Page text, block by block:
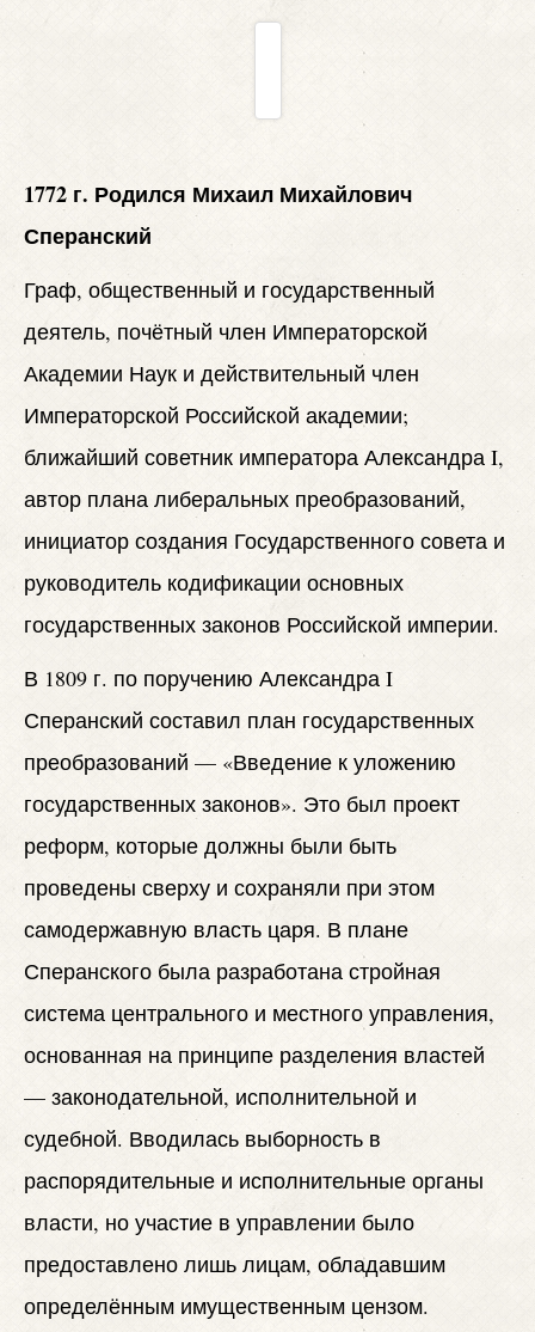
1772 г. Родился Михаил Михайлович
Сперанский
Граф, общественный и государственный
деятель, почётный член Императорской
Академии Наук и действительный член
Императорской Российской академии;
ближайший советник императора Александра I,
автор плана либеральных преобразований,
инициатор создания Государственного совета и
руководитель кодификации основных
государственных законов Российской империи.
В 1809 г. по поручению Александра I
Сперанский составил план государственных
преобразований — «Введение к уложению
государственных законов». Это был проект
реформ, которые должны были быть
проведены сверху и сохраняли при этом
самодержавную власть царя. В плане
Сперанского была разработана стройная
система центрального и местного управления,
основанная на принципе разделения властей
— законодательной, исполнительной и
судебной. Вводилась выборность в
распорядительные и исполнительные органы
власти, но участие в управлении было
предоставлено лишь лицам, обладавшим
определённым имущественным цензом.